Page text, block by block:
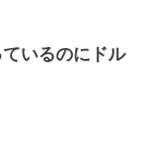
いるのにドル